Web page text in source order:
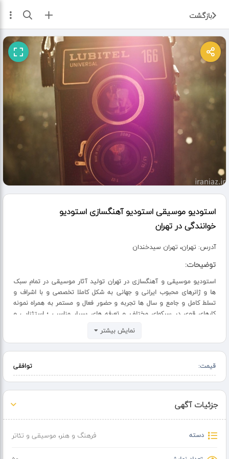
بازگشت ثبت آگهی
استودیو موسیقی استودیو آهنگسازی استودیو
خوانندگی در تهران
آدرس: تهران، تهران سیدخندان
توضیحات:
استودیو موسیقی و آهنگسازی در تهران تولید آثار موسیقی در تمام سبک
ها و ژانرهای محبوب ایرانی و جهانی به شکل کاملا تخصصی و با اشراف و
تسلط کامل و جامع و سال ها تجربه و حضور فعال و مستمر به همراه نمونه
کارهای قوی در سبکهای مختلف و تعرفه های بسیار مناسب ؛ استثنایی و
تولید محتوای فاخر و ارزشمند موسیقی
کلیه خدمات در بالاترین کیفیت و کمترین هزبنه:
پک کامل شعر و آهنگ و تنظیم
آهنگسازی و تنظیم روی شعر شما
تنظیم روی شعر و ملودی شما
کاور و بازخوانی
تنظیم مجدد آهنگ
ساخت پادکست و ریمیکس اختصاصی برای برند شما یا برای هدیه به عزیزان
تان
نمایش بیشتر
قیمت: توافقی
جزئیات آگهی
دسته فرهنگ و هنر، موسیقی و تئاتر